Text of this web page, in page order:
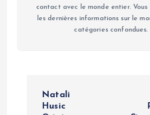
contact avec le monde entier.
les dernières informations sur le
catégories confondues.
Natali
Husic